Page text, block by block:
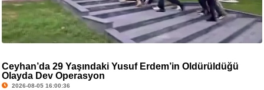
Ceyhan’da 29 Yaşındaki Yusuf Erdem’in Öldürüldüğü
Olayda Dev Operasyon
2026-08-05 16:00:36